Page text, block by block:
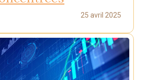
25 avril 2025